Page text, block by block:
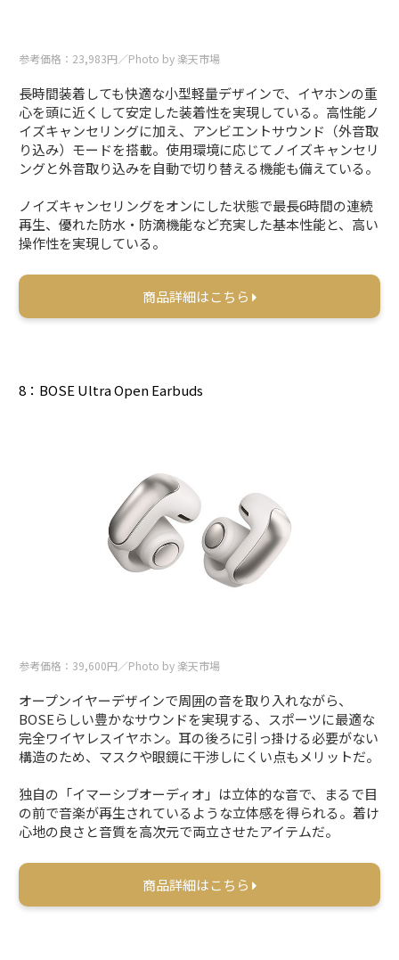
参考価格：23,983円／Photo by 楽天市場
長時間装着しても快適な小型軽量デザインで、イヤホンの重
心を頭に近くして安定した装着性を実現している。高性能ノ
イズキャンセリングに加え、アンビエントサウンド（外音取
り込み）モードを搭載。使用環境に応じてノイズキャンセリ
ングと外音取り込みを自動で切り替える機能も備えている。
ノイズキャンセリングをオンにした状態で最長6時間の連続
再生、優れた防水・防滴機能など充実した基本性能と、高い
操作性を実現している。
商品詳細はこちら
8：BOSE Ultra Open Earbuds
参考価格：39,600円／Photo by 楽天市場
オープンイヤーデザインで周囲の音を取り入れながら、
BOSEらしい豊かなサウンドを実現する、スポーツに最適な
完全ワイヤレスイヤホン。耳の後ろに引っ掛ける必要がない
構造のため、マスクや眼鏡に干渉しにくい点もメリットだ。
独自の「イマーシブオーディオ」は立体的な音で、まるで目
の前で音楽が再生されているような立体感を得られる。着け
心地の良さと音質を高次元で両立させたアイテムだ。
商品詳細はこちら